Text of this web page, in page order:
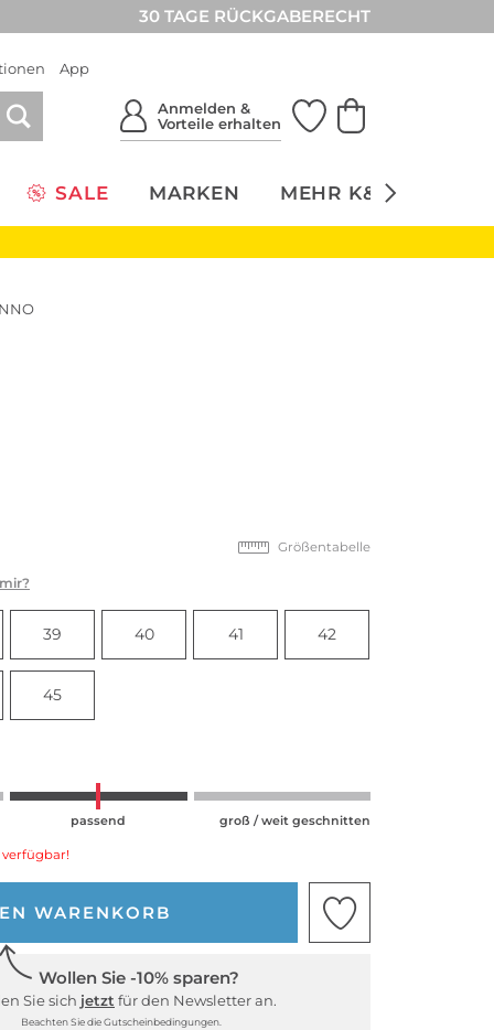
30 TAGE RÜCKGABERECHT
App
Anmelden &
Vorteile erhalten
SALE MARKEN MEHR K&Ö
Größentabelle
39 40 41 42
45
passend groß / weit geschnitten
verfügbar!
WARENKORB
Wollen Sie -10% sparen?
Sie sich jetzt für den Newsletter an.
Beachten Sie die Gutscheinbedingungen.